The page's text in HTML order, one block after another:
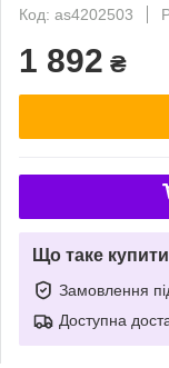
Код: as4202503
1 892 ₴
Що таке
Замовлення
Доступна